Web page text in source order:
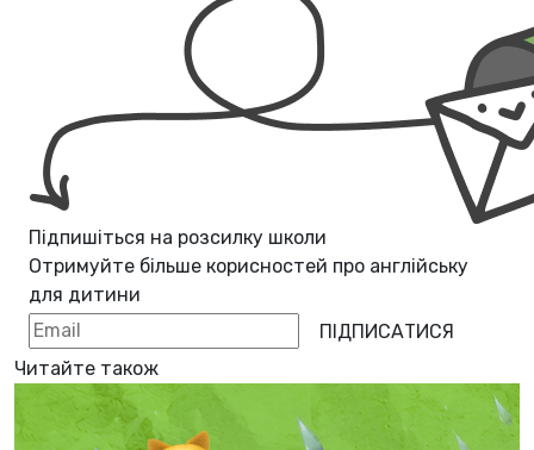
Підпишіться на розсилку школи
Отримуйте більше корисностей про англійську
для дитини
ПІДПИСАТИСЯ
Читайте також